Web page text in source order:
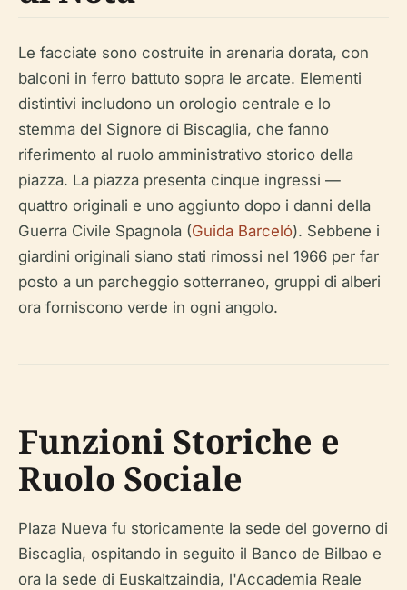
Le facciate sono costruite in arenaria dorata, con
balconi in ferro battuto sopra le arcate. Elementi
distintivi includono un orologio centrale e lo
stemma del Signore di Biscaglia, che fanno
riferimento al ruolo amministrativo storico della
piazza. La piazza presenta cinque ingressi —
quattro originali e uno aggiunto dopo i danni della
Guerra Civile Spagnola (Guida Barceló). Sebbene i
giardini originali siano stati rimossi nel 1966 per far
posto a un parcheggio sotterraneo, gruppi di alberi
ora forniscono verde in ogni angolo.
Funzioni Storiche e
Ruolo Sociale
Plaza Nueva fu storicamente la sede del governo di
Biscaglia, ospitando in seguito il Banco de Bilbao e
ora la sede di Euskaltzaindia, l'Accademia Reale